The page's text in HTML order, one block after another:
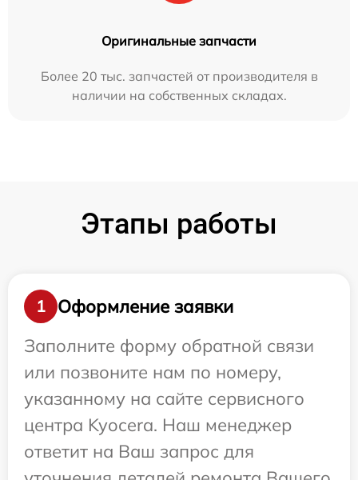
Оригинальные запчасти
Более 20 тыс. запчастей от производителя в
наличии на собственных складах.
Этапы работы
1
Оформление заявки
Заполните форму обратной связи
или позвоните нам по номеру,
указанному на сайте сервисного
центра Kyocera. Наш менеджер
ответит на Ваш запрос для